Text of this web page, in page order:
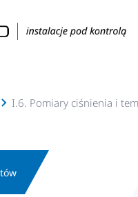
I.6. Pomiary ciśnienia i